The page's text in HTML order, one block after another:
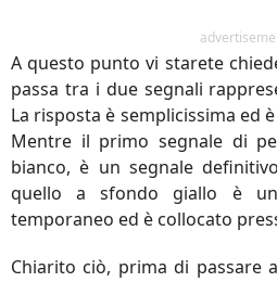
A questo punto vi starete
passa tra i due segnali
La risposta è semplicissima ed
Mentre il primo segnale di
bianco, è un segnale
quello a sfondo giallo è
temporaneo ed è collocato
Chiarito ciò, prima di passare